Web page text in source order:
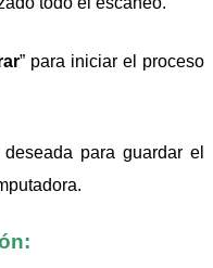
” para iniciar el proceso
para guardar el